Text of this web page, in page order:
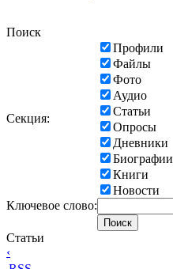
Поиск
Секция:
Профили
Файлы
Фото
Аудио
Статьи
Опросы
Дневники
Биографии
Книги
Новости
Ключевое слово:
Статьи
‹